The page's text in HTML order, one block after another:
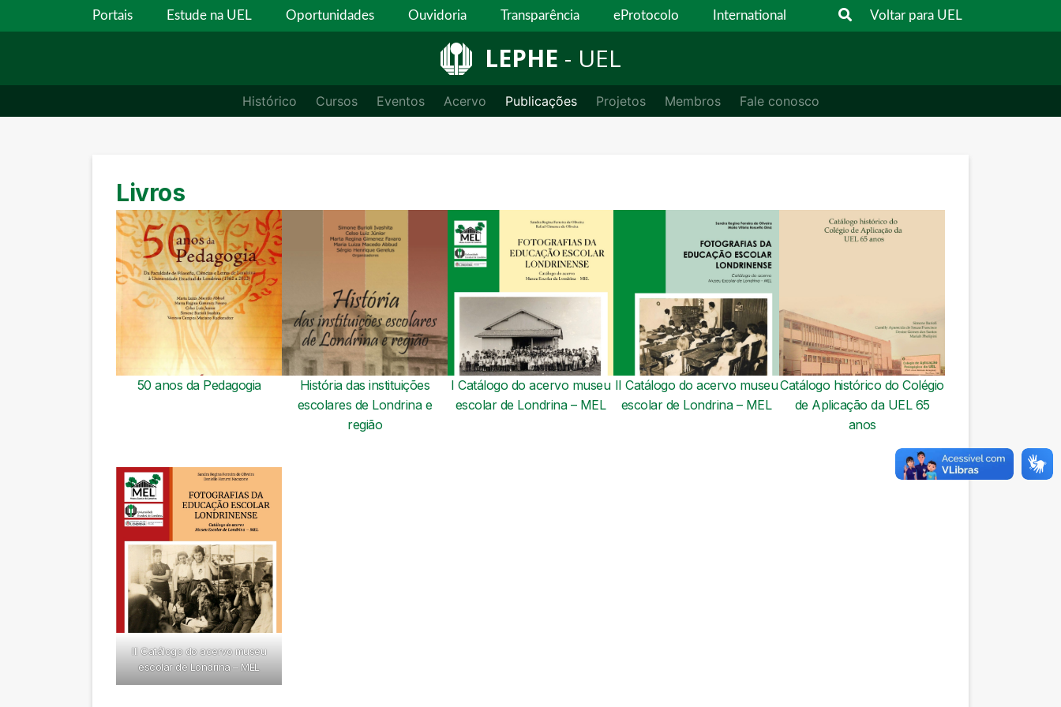
Portais Estude na UEL Oportunidades Ouvidoria Transparência eProtocolo International Voltar para UEL
LEPHE - UEL
Histórico Cursos Eventos Acervo Publicações Projetos Membros Fale conosco
Livros
50 anos da Pedagogia
História das instituições
escolares de Londrina e
região
I Catálogo do acervo museu
escolar de Londrina – MEL
II Catálogo do acervo museu
escolar de Londrina – MEL
Catálogo histórico do Colégio
de Aplicação da UEL 65
anos
III Catálogo do acervo museu
escolar de Londrina –MEL